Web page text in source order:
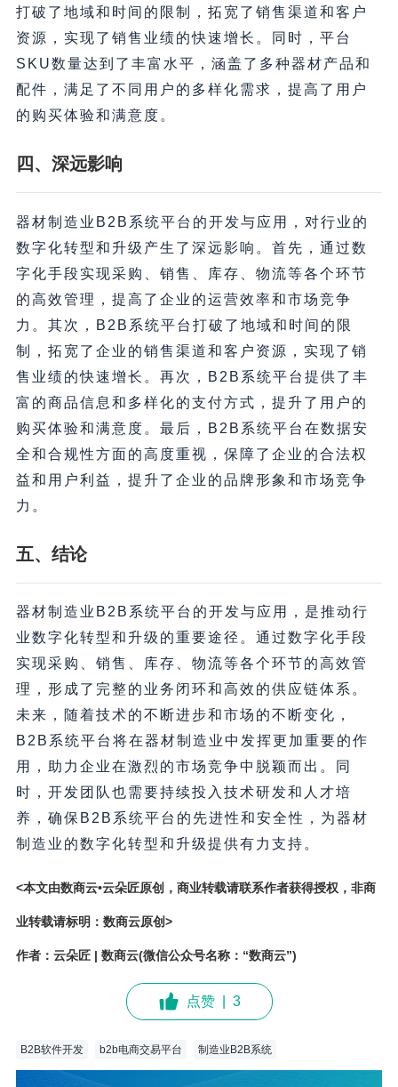
打破了地域和时间的限制，拓宽了销售渠道和客户
资源，实现了销售业绩的快速增长。同时，平台
SKU数量达到了丰富水平，涵盖了多种器材产品和
配件，满足了不同用户的多样化需求，提高了用户
的购买体验和满意度。
四、深远影响
器材制造业B2B系统平台的开发与应用，对行业的
数字化转型和升级产生了深远影响。首先，通过数
字化手段实现采购、销售、库存、物流等各个环节
的高效管理，提高了企业的运营效率和市场竞争
力。其次，B2B系统平台打破了地域和时间的限
制，拓宽了企业的销售渠道和客户资源，实现了销
售业绩的快速增长。再次，B2B系统平台提供了丰
富的商品信息和多样化的支付方式，提升了用户的
购买体验和满意度。最后，B2B系统平台在数据安
全和合规性方面的高度重视，保障了企业的合法权
益和用户利益，提升了企业的品牌形象和市场竞争
力。
五、结论
器材制造业B2B系统平台的开发与应用，是推动行
业数字化转型和升级的重要途径。通过数字化手段
实现采购、销售、库存、物流等各个环节的高效管
理，形成了完整的业务闭环和高效的供应链体系。
未来，随着技术的不断进步和市场的不断变化，
B2B系统平台将在器材制造业中发挥更加重要的作
用，助力企业在激烈的市场竞争中脱颖而出。同
时，开发团队也需要持续投入技术研发和人才培
养，确保B2B系统平台的先进性和安全性，为器材
制造业的数字化转型和升级提供有力支持。
<本文由数商云•云朵匠原创，商业转载请联系作者获得授权，非商
业转载请标明：数商云原创>
作者：云朵匠 | 数商云(微信公众号名称：“数商云”)
点赞 3
B2B软件开发 b2b电商交易平台 制造业B2B系统